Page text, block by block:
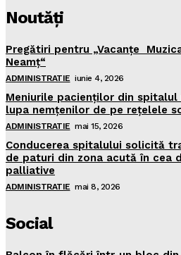
Noutăţi
Pregătiri pentru „Vacanţe
Neamţ“
ADMINISTRATIE iunie 4, 2026
Meniurile pacienţilor din spitalul
lupa nemţenilor de pe reţelele
ADMINISTRATIE mai 15, 2026
Conducerea spitalului solicită
de paturi din zona acută în cea
palliative
ADMINISTRATIE mai 8, 2026
Social